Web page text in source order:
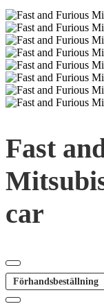
Fast
car
Förhandsbeställning